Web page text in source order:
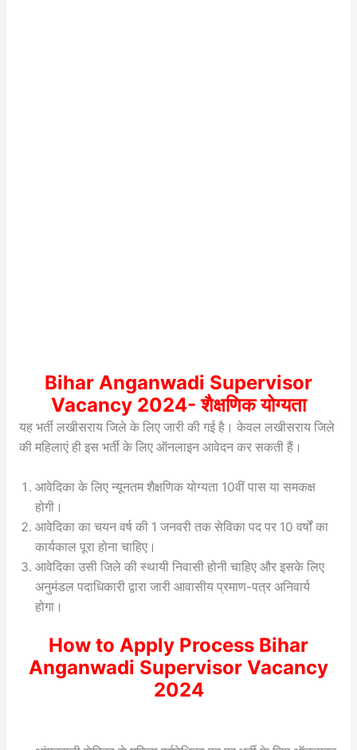
Bihar Anganwadi Supervisor
Vacancy 2024- शैक्षणिक योग्यता
यह भर्ती लखीसराय जिले के लिए जारी की गई है। केवल लखीसराय जिले
की महिलाएं ही इस भर्ती के लिए ऑनलाइन आवेदन कर सकती हैं।
आवेदिका के लिए न्यूनतम शैक्षणिक योग्यता 10वीं पास या समकक्ष
होगी।
आवेदिका का चयन वर्ष की 1 जनवरी तक सेविका पद पर 10 वर्षों का
कार्यकाल पूरा होना चाहिए।
आवेदिका उसी जिले की स्थायी निवासी होनी चाहिए और इसके लिए
अनुमंडल पदाधिकारी द्वारा जारी आवासीय प्रमाण-पत्र अनिवार्य
होगा।
How to Apply Process Bihar
Anganwadi Supervisor Vacancy
2024